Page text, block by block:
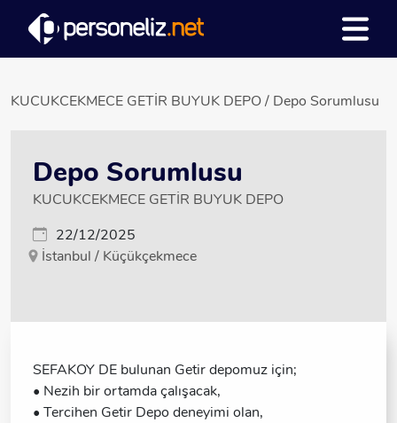
KUCUKCEKMECE GETİR BUYUK DEPO / Depo Sorumlusu
Depo Sorumlusu
KUCUKCEKMECE GETİR BUYUK DEPO
22/12/2025
İstanbul / Küçükçekmece
SEFAKOY DE bulunan Getir depomuz için;
• Nezih bir ortamda çalışacak,
• Tercihen Getir Depo deneyimi olan,